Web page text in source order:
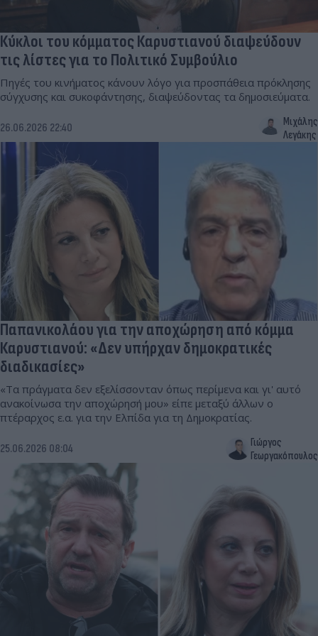
Κύκλοι του κόμματος Καρυστιανού διαψεύδουν
τις λίστες για το Πολιτικό Συμβούλιο
Πηγές του κινήματος κάνουν λόγο για προσπάθεια πρόκλησης
σύγχυσης και συκοφάντησης, διαψεύδοντας τα δημοσιεύματα.
26.06.2026 22:40
Μιχάλης
Λεγάκης
Παπανικολάου για την αποχώρηση από κόμμα
Καρυστιανού: «Δεν υπήρχαν δημοκρατικές
διαδικασίες»
«Τα πράγματα δεν εξελίσσονταν όπως περίμενα και γι' αυτό
ανακοίνωσα την αποχώρησή μου» είπε μεταξύ άλλων ο
πτέραρχος ε.α. για την Ελπίδα για τη Δημοκρατίας.
25.06.2026 08:04
Γιώργος
Γεωργακόπουλος